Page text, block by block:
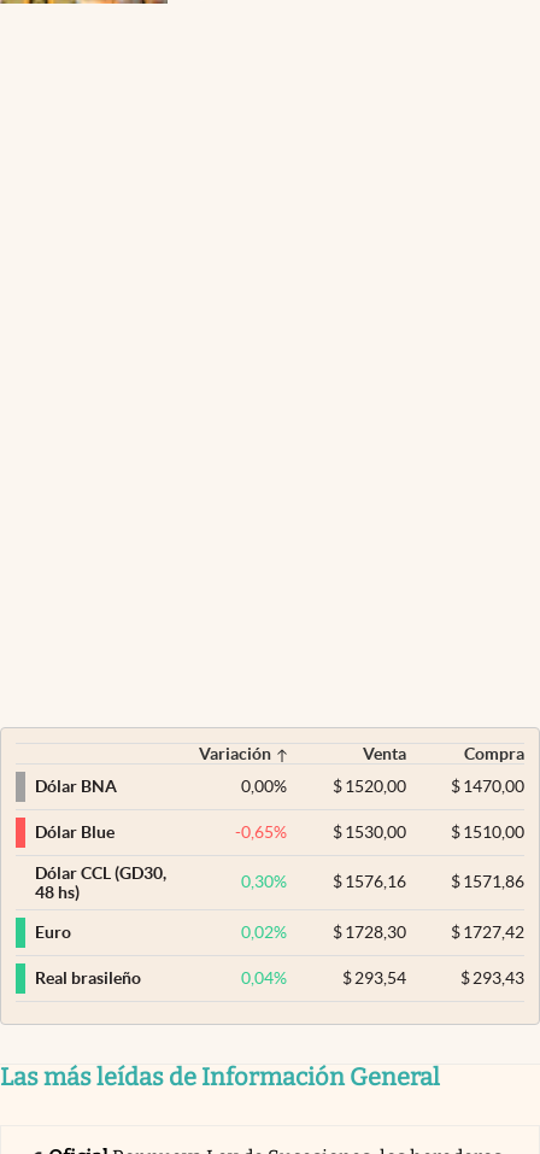
Variación Venta
Compra
Dólar BNA
0,00% $ 1520,00 $1470,00
Dólar Blue -0,65% $ 1530,00 $1510,00
Dólar CCL (GD30,
48 hs)
0,30% $ 1576,16 $1571,86
Euro 0,02% $ 1728,30 $1727,42
Real brasileño 0,04% $ 293,54 $293,43
Las más leídas de Información General